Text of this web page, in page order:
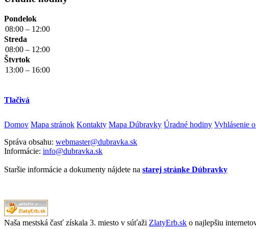
Pondelok
08:00 – 12:00
Streda
08:00 – 12:00
Štvrtok
13:00 – 16:00
Tlačivá
Domov Mapa stránok Kontakty Mapa Dúbravky Úradné hodiny Vyhlásenie
Správa obsahu: webmaster@dubravka.sk
Informácie: info@dubravka.sk
Staršie informácie a dokumenty nájdete na starej stránke Dúbravky
Naša mestská časť získala 3. miesto v súťaži ZlatyErb.sk o najlepšiu